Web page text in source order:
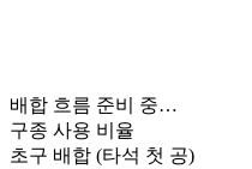
배합 흐름 준비 중…
구종 사용 비율
초구 배합 (타석 첫 공)